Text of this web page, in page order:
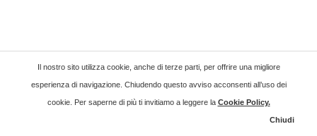
Il nostro sito utilizza cookie, anche di terze parti, per offrire una migliore
esperienza di navigazione. Chiudendo questo avviso acconsenti all’uso dei
cookie. Per saperne di più ti invitiamo a leggere la Cookie Policy.
Chiudi